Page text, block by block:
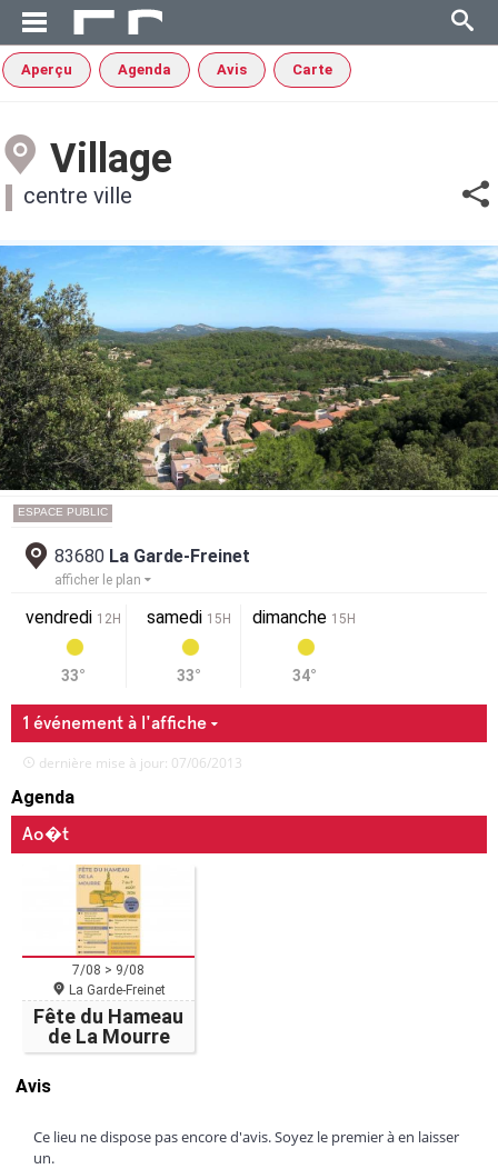
Aperçu Agenda Avis Carte
Village
centre ville
ESPACE PUBLIC
83680 La Garde-Freinet
afficher le plan
vendredi 12H
33°
samedi 15H
33°
dimanche 15H
34°
1 événement à l'affiche
dernière mise à jour: 07/06/2013
Agenda
Ao�t
7/08 > 9/08
La Garde-Freinet
Fête du Hameau
de La Mourre
Avis
Ce lieu ne dispose pas encore d'avis. Soyez le premier à en laisser
un.